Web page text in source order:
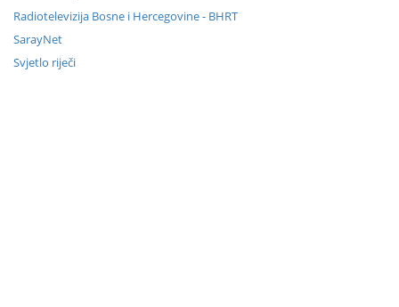
Radiotelevizija Bosne i Hercegovine - BHRT
SarayNet
Svjetlo riječi